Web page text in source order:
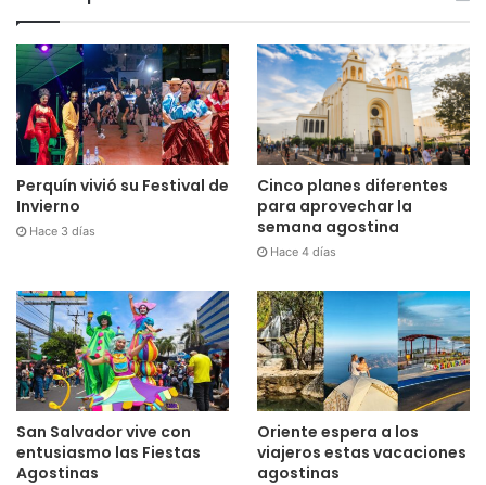
Perquín vivió su Festival de
Invierno
Hace 3 días
Cinco planes diferentes
para aprovechar la
semana agostina
Hace 4 días
San Salvador vive con
entusiasmo las Fiestas
Agostinas
Oriente espera a los
viajeros estas vacaciones
agostinas